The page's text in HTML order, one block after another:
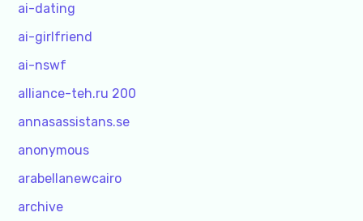
ai-dating
ai-girlfriend
ai-nswf
alliance-teh.ru 200
annasassistans.se
anonymous
arabellanewcairo
archive